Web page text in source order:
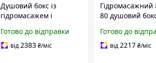
Душовий бокс із
гідромасажем і
90х90х215 см з високим
піддоном 40 см на
Готово до відправки
від2383₴/міс
Гідромасажний
80 душовий
білий матовий
піддон
Готово до
від2217₴/міс